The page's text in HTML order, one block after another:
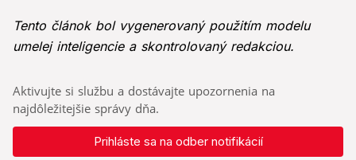
Tento článok bol vygenerovaný použitím modelu
umelej inteligencie a skontrolovaný redakciou.
Aktivujte si službu a dostávajte upozornenia na
najdôležitejšie správy dňa.
Prihláste sa na odber notifikácií